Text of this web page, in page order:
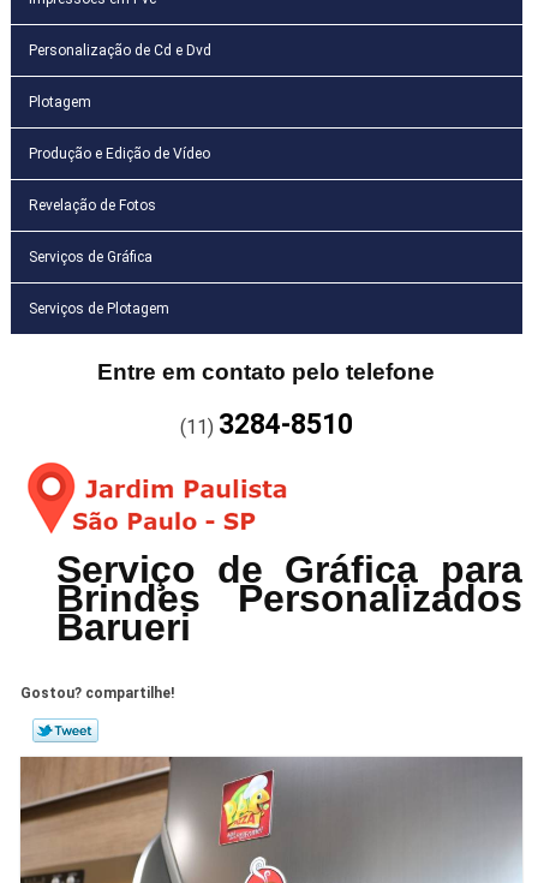
Personalização de Cd e Dvd
Plotagem
Produção e Edição de Vídeo
Revelação de Fotos
Serviços de Gráfica
Serviços de Plotagem
Entre em contato pelo telefone
(11) 3284-8510
Serviço de Gráfica para
Brindes Personalizados
Barueri
Gostou? compartilhe!